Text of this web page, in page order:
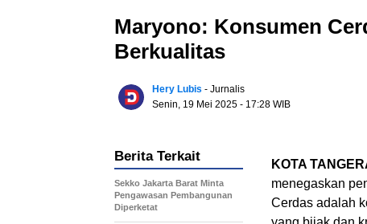
Maryono: Konsumen
Berkualitas
Hery Lubis - Jurnalis
Senin, 19 Mei 2025 - 17:28 WIB
KOTA
menegaskan
Cerdas adalah
Berita Terkait
Sekko Jakarta Barat Minta
Pengawasan Pembangunan
Diperketat